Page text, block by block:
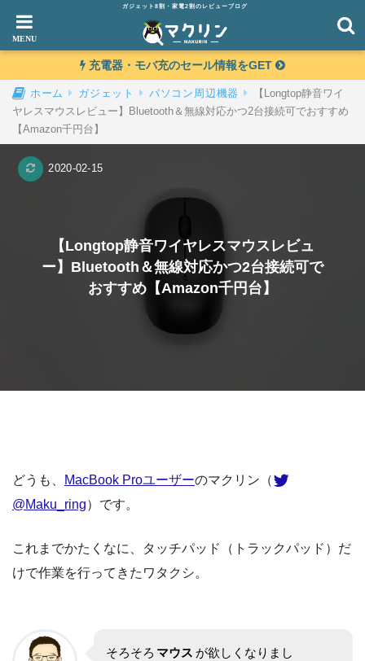
ガジェット8割・家電2割のレビューブログ
充電器・モバ充のセール情報をGET
ホーム ガジェット パソコン周辺機器
【Longtop静音ワイ
ヤレスマウスレビュー】Bluetooth＆無線対応かつ2台接続可でおすすめ
【Amazon千円台】
【Longtop静音ワイヤレスマウスレビュ
ー】Bluetooth＆無線対応かつ2台接続可で
おすすめ【Amazon千円台】
2020-02-15
どうも、 MacBook Proユーザーのマクリン（
@Maku_ring）です。
これまでかたくなに、タッチパッド（トラックパッド）だ
けで作業を行ってきたワタクシ。
そろそろ マウス が欲しくなりまし